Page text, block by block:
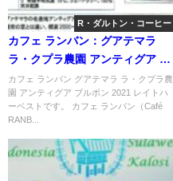
R・ダルトン・コーヒー
カフェ ランバン：グアテマラ
ラ・クプラ農園 アンティグア ブ
ルボン 2021 レイトハーベスト
カフェ ランバン グアテマラ ラ・クプラ農
園 アンティグア ブルボン 2021 レイトハ
ーベストです。 カフェ ランバン（Café
RANB...